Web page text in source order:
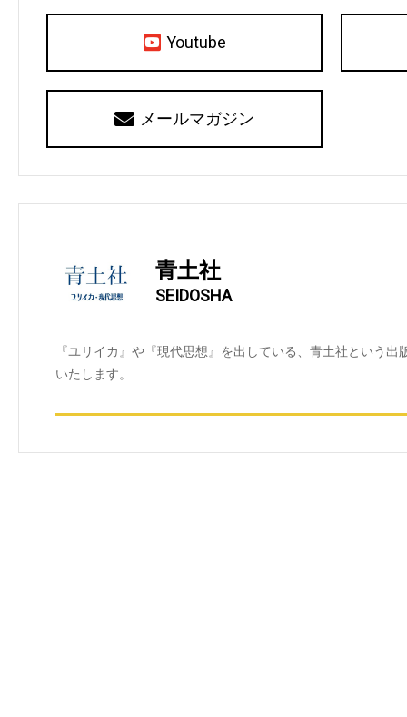
Youtube
メールマガジン
青土社
SEIDOSHA
『ユリイカ』や『現代思想』を出している、青土社という
いたします。